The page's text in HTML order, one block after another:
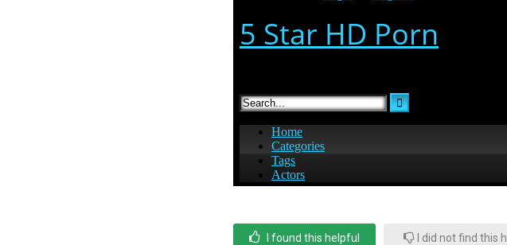
I found this helpful I did not find this